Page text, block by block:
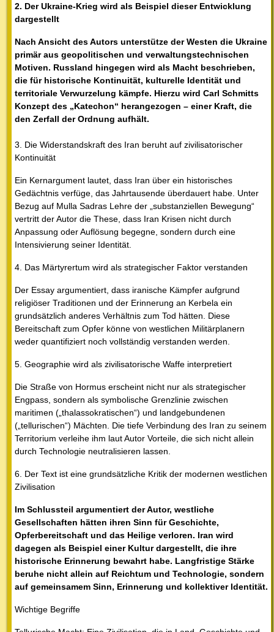
2. Der Ukraine-Krieg wird als Beispiel dieser Entwicklung
dargestellt
Nach Ansicht des Autors unterstütze der Westen die Ukraine
primär aus geopolitischen und verwaltungstechnischen
Motiven. Russland hingegen wird als Macht beschrieben,
die für historische Kontinuität, kulturelle Identität und
territoriale Verwurzelung kämpfe. Hierzu wird Carl Schmitts
Konzept des „Katechon“ herangezogen – einer Kraft, die
den Zerfall der Ordnung aufhält.
3. Die Widerstandskraft des Iran beruht auf zivilisatorischer
Kontinuität
Ein Kernargument lautet, dass Iran über ein historisches
Gedächtnis verfüge, das Jahrtausende überdauert habe. Unter
Bezug auf Mulla Sadras Lehre der „substanziellen Bewegung“
vertritt der Autor die These, dass Iran Krisen nicht durch
Anpassung oder Auflösung begegne, sondern durch eine
Intensivierung seiner Identität.
4. Das Märtyrertum wird als strategischer Faktor verstanden
Der Essay argumentiert, dass iranische Kämpfer aufgrund
religiöser Traditionen und der Erinnerung an Kerbela ein
grundsätzlich anderes Verhältnis zum Tod hätten. Diese
Bereitschaft zum Opfer könne von westlichen Militärplanern
weder quantifiziert noch vollständig verstanden werden.
5. Geographie wird als zivilisatorische Waffe interpretiert
Die Straße von Hormus erscheint nicht nur als strategischer
Engpass, sondern als symbolische Grenzlinie zwischen
maritimen („thalassokratischen“) und landgebundenen
(„tellurischen“) Mächten. Die tiefe Verbindung des Iran zu seinem
Territorium verleihe ihm laut Autor Vorteile, die sich nicht allein
durch Technologie neutralisieren lassen.
6. Der Text ist eine grundsätzliche Kritik der modernen westlichen
Zivilisation
Im Schlussteil argumentiert der Autor, westliche
Gesellschaften hätten ihren Sinn für Geschichte,
Opferbereitschaft und das Heilige verloren. Iran wird
dagegen als Beispiel einer Kultur dargestellt, die ihre
historische Erinnerung bewahrt habe. Langfristige Stärke
beruhe nicht allein auf Reichtum und Technologie, sondern
auf gemeinsamem Sinn, Erinnerung und kollektiver Identität.
Wichtige Begriffe